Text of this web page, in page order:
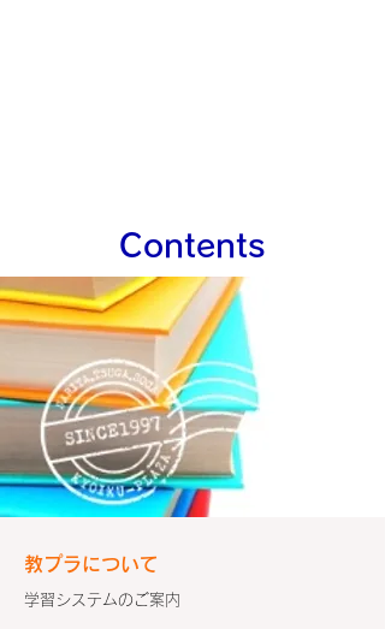
Contents
​教プラについて
学習システムのご案内